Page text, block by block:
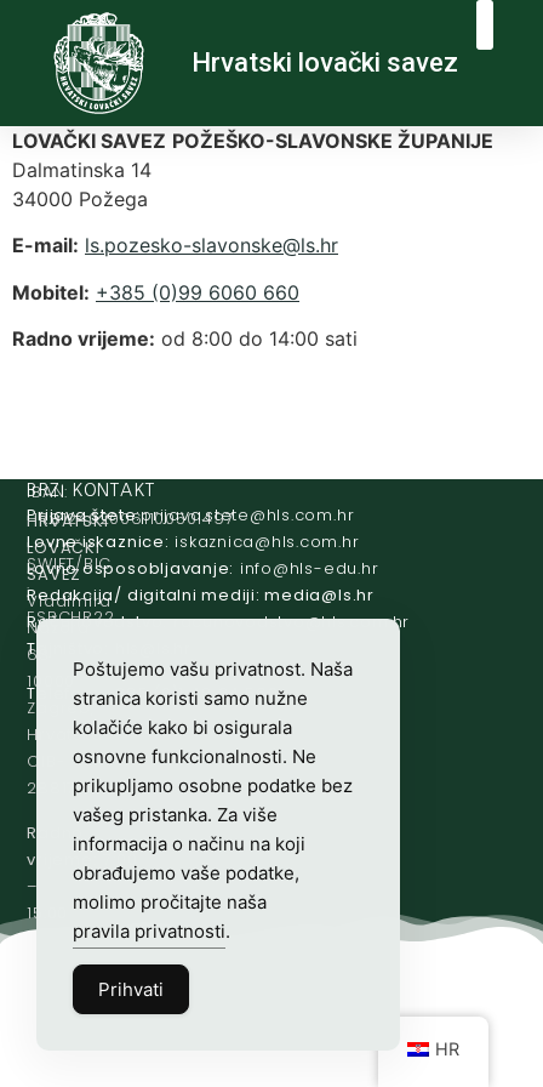
Hrvatski lovački savez
LOVAČKI SAVEZ POŽEŠKO-SLAVONSKE ŽUPANIJE
Dalmatinska 14
34000 Požega
E-mail:
rh.sl
@eksnovals-oksezop.sl
Mobitel: +385 (0)99 6060 660
Radno vrijeme: od 8:00 do 14:00 sati
HRVATSKI
LOVAČKI
SAVEZ
Vladimira
Nazora
63
10000
Zagreb,
Hrvatska
OIB-
28817560444
Radno
vrijeme: 7:00
–
15:00
IBAN:
HR8124020061100501497
SWIFT/BIC
:
ESBCHR22
BRZI KONTAKT
Prijava štete: rh.moc.slh
@etets.avajirp
Lovne iskaznice:
rh.moc.slh
@acinzaksi
Lovno osposobljavanje:
rh.ude-slh
@ofni
Redakcija/ digitalni mediji:
rh.sl
@aidem
Računovodstvo:
rh.moc.slh
@ovtsdovonucar
Tajništvo:
Telefon: +385 (0)1 48 34 560
Poštujemo vašu privatnost. Naša
stranica koristi samo nužne
kolačiće kako bi osigurala
osnovne funkcionalnosti. Ne
prikupljamo osobne podatke bez
vašeg pristanka. Za više
informacija o načinu na koji
obrađujemo vaše podatke,
molimo pročitajte naša
pravila privatnosti.
Prihvati
HR